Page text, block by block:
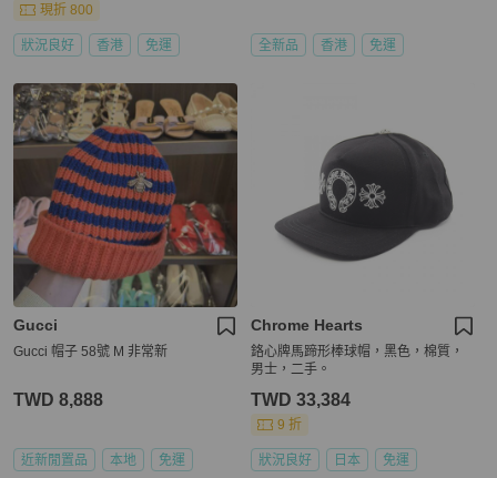
現折 800
狀況良好 香港 免運 全新品 香港 免運
Gucci
Gucci 帽子 58號 M 非常新
TWD 8,888
近新閒置品 本地 免運
Chrome Hearts
鉻心牌馬蹄形棒球帽，黑色，棉質，
男士，二手。
TWD 33,384
9 折
狀況良好 日本 免運